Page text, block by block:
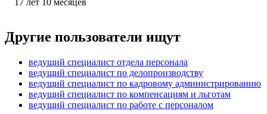
Другие пользователи ищут
ведущий специалист отдела персонала
ведущий специалист по делопроизводству
ведущий специалист по кадровому администрированию
ведущий специалист по компенсациям и льготам
ведущий специалист по работе с персоналом